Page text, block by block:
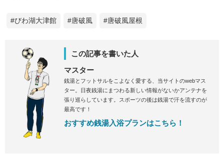
#びわ湖大津館 #唐破風 #唐破風屋根
この記事を書いた人
マスター
銭湯とフットサルをこよなく愛する、当サイトのwebマス
ター。日夜銭湯にまつわる新しい情報がないかアンテナを
張り巡らしています。スポーツの後は銭湯で汗を流すのが
最高です！
おすすめ銭湯入浴プランはこちら！